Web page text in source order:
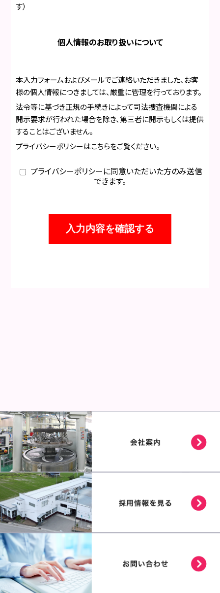
す）
個人情報のお取り扱いについて
本入力フォームおよびメールでご連絡いただきました、お客
様の個人情報につきましては、厳重に管理を行っております。
法令等に基づき正規の手続きによって司法捜査機関による
開示要求が行われた場合を除き、第三者に開示もしくは提供
することはございません。
プライバシーポリシーはこちらをご覧ください。
プライバシーポリシーに同意いただいた方のみ送信
できます。